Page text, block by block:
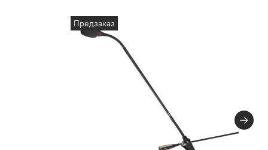
Предзаказ